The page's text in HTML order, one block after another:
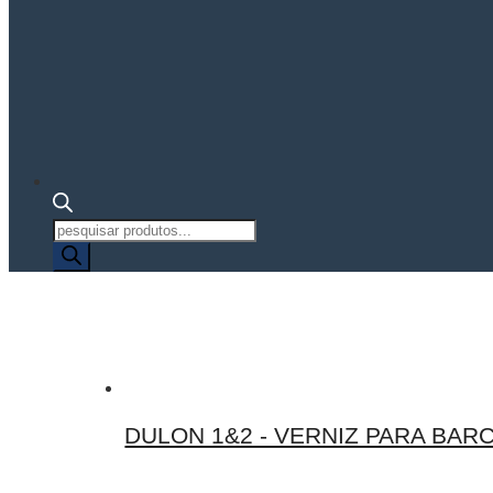
Pesquisa
de
produtos
DULON 1&2 - VERNIZ PARA